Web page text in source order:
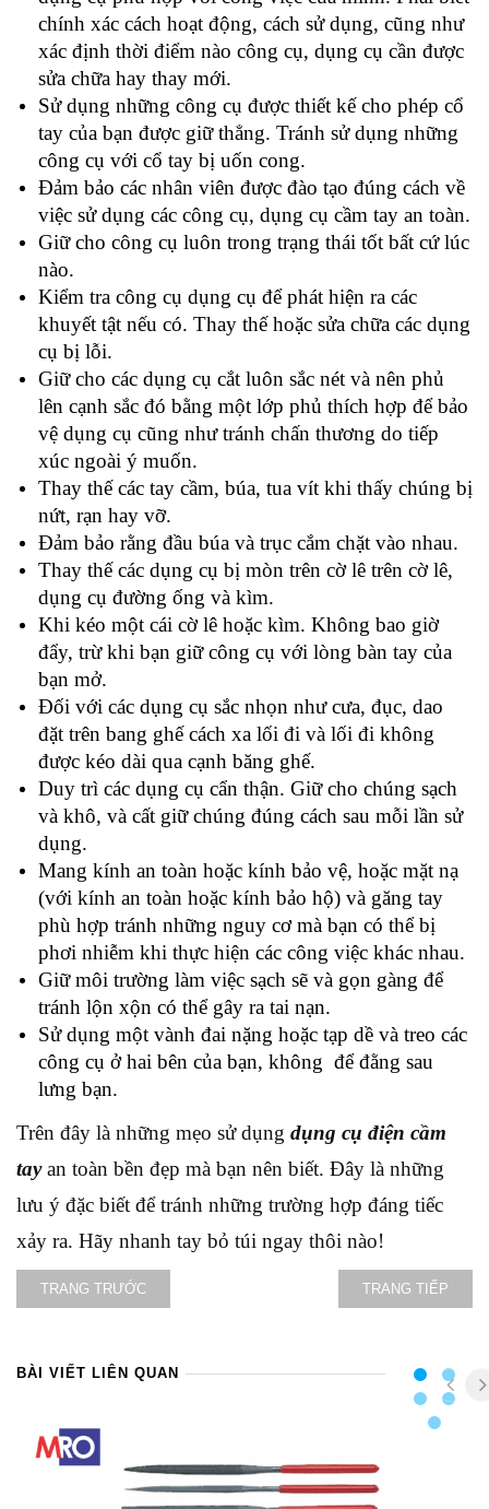
chính xác cách hoạt động, cách sử dụng, cũng như
xác định thời điểm nào công cụ, dụng cụ cần được
sửa chữa hay thay mới.
Sử dụng những công cụ được thiết kế cho phép cổ
tay của bạn được giữ thẳng. Tránh sử dụng những
công cụ với cổ tay bị uốn cong.
Đảm bảo các nhân viên được đào tạo đúng cách về
việc sử dụng các công cụ, dụng cụ cầm tay an toàn.
Giữ cho công cụ luôn trong trạng thái tốt bất cứ lúc
nào.
Kiểm tra công cụ dụng cụ để phát hiện ra các
khuyết tật nếu có. Thay thế hoặc sửa chữa các dụng
cụ bị lỗi.
Giữ cho các dụng cụ cắt luôn sắc nét và nên phủ
lên cạnh sắc đó bằng một lớp phủ thích hợp để bảo
vệ dụng cụ cũng như tránh chấn thương do tiếp
xúc ngoài ý muốn.
Thay thế các tay cầm, búa, tua vít khi thấy chúng bị
nứt, rạn hay vỡ.
Đảm bảo rằng đầu búa và trục cắm chặt vào nhau.
Thay thế các dụng cụ bị mòn trên cờ lê trên cờ lê,
dụng cụ đường ống và kìm.
Khi kéo một cái cờ lê hoặc kìm. Không bao giờ
đẩy, trừ khi bạn giữ công cụ với lòng bàn tay của
bạn mở.
Đối với các dụng cụ sắc nhọn như cưa, đục, dao
đặt trên bang ghế cách xa lối đi và lối đi không
được kéo dài qua cạnh băng ghế.
Duy trì các dụng cụ cẩn thận. Giữ cho chúng sạch
và khô, và cất giữ chúng đúng cách sau mỗi lần sử
dụng.
Mang kính an toàn hoặc kính bảo vệ, hoặc mặt nạ
(với kính an toàn hoặc kính bảo hộ) và găng tay
phù hợp tránh những nguy cơ mà bạn có thể bị
phơi nhiễm khi thực hiện các công việc khác nhau.
Giữ môi trường làm việc sạch sẽ và gọn gàng để
tránh lộn xộn có thể gây ra tai nạn.
Sử dụng một vành đai nặng hoặc tạp dề và treo các
công cụ ở hai bên của bạn, không để đằng sau
lưng bạn.
Trên đây là những mẹo sử dụng dụng cụ điện cầm
tayan toàn bền đẹp mà bạn nên biết. Đây là những
lưu ý đặc biết để tránh những trường hợp đáng tiếc
xảy ra. Hãy nhanh tay bỏ túi ngay thôi nào!
TRANG TRƯỚC TRANG TIẾP
BÀI VIẾT LIÊN QUAN